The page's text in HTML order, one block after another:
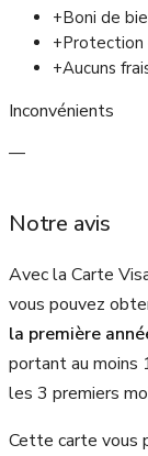
+Boni de
+Protection
+Aucuns
Inconvénients
—
Notre avis
Avec la Carte
vous pouvez
la première
portant au moins
les 3 premiers
Cette carte vous